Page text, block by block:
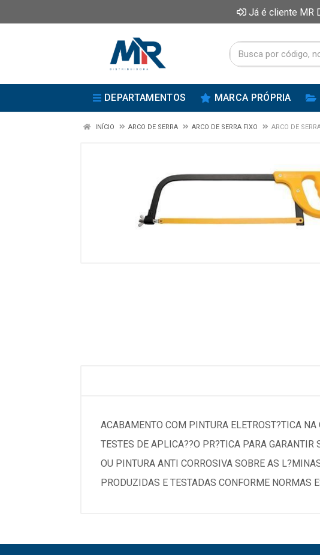
Já é cliente MR
DEPARTAMENTOS MARCA PRÓPRIA
INÍCIO ARCO DE SERRA ARCO DE SERRA FIXO ARCO DE
ACABAMENTO COM PINTURA ELETROST?TICA
TESTES DE APLICA??O PR?TICA PARA
OU PINTURA ANTI CORROSIVA SOBRE AS
PRODUZIDAS E TESTADAS CONFORME NORMAS